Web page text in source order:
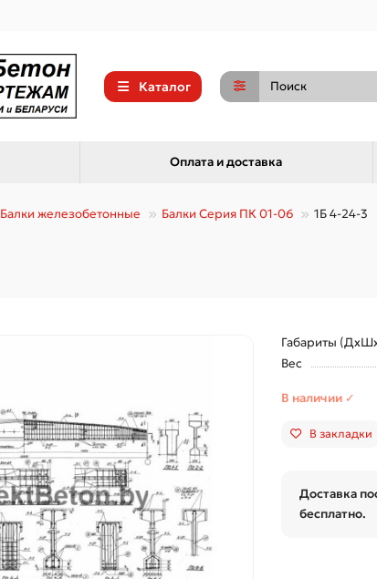
Каталог
Оплата и доставка
Балки железобетонные Балки Серия ПК 01-06 1Б 4-24-3
Габариты
Вес
В наличии ✓
В закладки
Доставка
бесплатно.